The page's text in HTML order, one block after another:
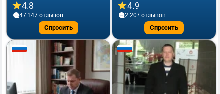
4.8
47 147 отзывов
Спросить
4.9
2 207 отзывов
Спросить